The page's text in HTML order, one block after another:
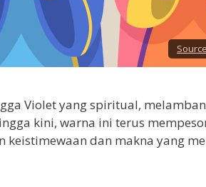
Violet yang spiritual,
kini, warna ini terus
keistimewaan dan makna yang